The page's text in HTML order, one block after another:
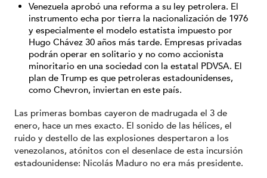
Venezuela aprobó una reforma a su ley petrolera. El
instrumento echa por tierra la nacionalización de 1976
y especialmente el modelo estatista impuesto por
Hugo Chávez 30 años más tarde. Empresas privadas
podrán operar en solitario y no como accionista
minoritario en una sociedad con la estatal PDVSA. El
plan de Trump es que petroleras estadounidenses,
como Chevron, inviertan en este país.
Las primeras bombas cayeron de madrugada el 3 de
enero, hace un mes exacto. El sonido de las hélices, el
ruido y destello de las explosiones despertaron a los
venezolanos, atónitos con el desenlace de esta incursión
estadounidense: Nicolás Maduro no era más presidente.